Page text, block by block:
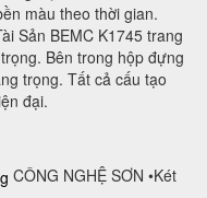
màu theo thời gian.
Sản BEMC K1745 trang
Bên trong hộp đựng
trọng. Tất cả cấu tạo
đại.
CÔNG NGHỆ SƠN •Két